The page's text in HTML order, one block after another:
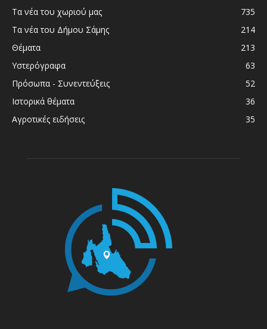
Τα νέα του χωριού μας
735
Τα νέα του Δήμου Σάμης
214
Θέματα
213
Υστερόγραφα
63
Πρόσωπα - Συνεντεύξεις
52
Ιστορικά θέματα
36
Αγροτικές ειδήσεις
35